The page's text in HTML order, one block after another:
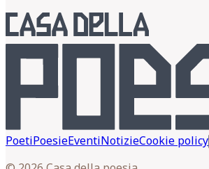
PoetiPoesieEventiNotizieCookie policy